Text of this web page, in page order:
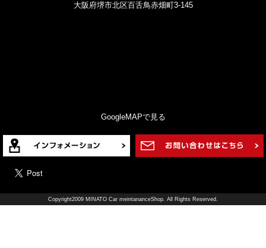
大阪府堺市北区百舌鳥赤畑町3-145
GoogleMAPで見る
Copyright2009 MINATO Car meintananceShop. All Rights Reserved.